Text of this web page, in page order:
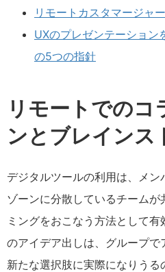
リモートカスタマージャ
UXのプレゼンテーション
の5つの指針
リモートでのコ
ンとブレインス
デジタルツールの利用は、メ
ゾーンに分散しているチーム
ミングをおこなう方法として
のアイデア出しは、グループ
新たな選択肢に実際になりう